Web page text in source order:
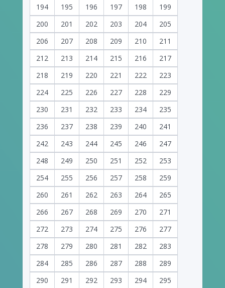
194
195 196 197 198
199
200
201 202 203 204
205
206
207 208 209 210
211
212
213 214 215 216
217
218
219 220 221 222
223
224
225 226 227 228
229
230
231 232 233 234
235
236
237 238 239 240
241
242
243 244 245 246
247
248
249 250 251 252
253
254
255 256 257 258
259
260
261 262 263 264
265
266
267 268 269 270
271
272
273 274 275 276
277
278
279 280 281 282
283
284
285 286 287 288
289
290
291 292 293 294
295